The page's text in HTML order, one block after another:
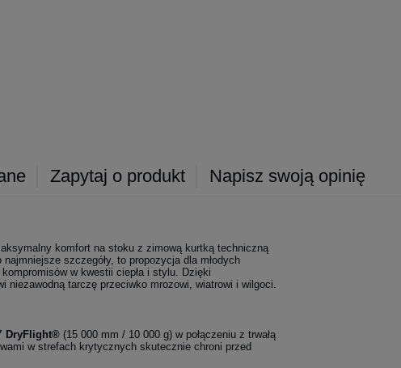
Zapytaj o produkt Napisz swoją opinię
komfort na stoku z zimową kurtką techniczną
szczegóły, to propozycja dla młodych
w kwestii ciepła i stylu. Dzięki
niezawodną tarczę przeciwko mrozowi, wiatrowi i wilgoci.
DryFlight® (15 000 mm / 10 000 g) w połączeniu z trwałą
w strefach krytycznych skutecznie chroni przed